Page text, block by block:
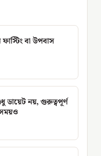
বা উপবাস
নয়, গুরুত্বপূর্ণ